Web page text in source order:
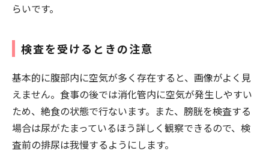
らいです。
検査を受けるときの注意
基本的に腹部内に空気が多く存在すると、画像がよく見
えません。食事の後では消化管内に空気が発生しやすい
ため、絶食の状態で行ないます。また、膀胱を検査する
場合は尿がたまっているほう詳しく観察できるので、検
査前の排尿は我慢するようにします。